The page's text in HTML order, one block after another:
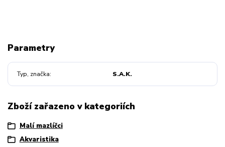
Parametry
Typ, značka S.A.K.
Zboží zařazeno v kategoriích
Malí mazlíčci
Akvaristika